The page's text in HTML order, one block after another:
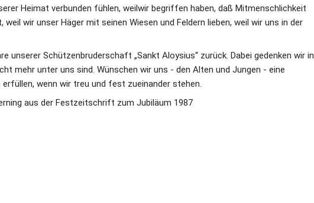
Heimat verbunden fühlen, weilwir begriffen haben, daß Mitmenschlichkeit
wir unser Häger mit seinen Wiesen und Feldern lieben, weil wir uns in der
unserer Schützenbruderschaft „Sankt Aloysius“ zurück. Dabei gedenken wir in
mehr unter uns sind. Wünschen wir uns - den Alten und Jungen - eine
wenn wir treu und fest zueinander stehen.
aus der Festzeitschrift zum Jubiläum 1987